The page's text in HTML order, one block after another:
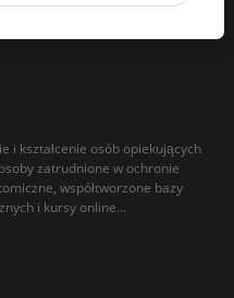
i kształcenie osób opiekujących
zatrudnione w ochronie
współtworzone bazy
i kursy online...